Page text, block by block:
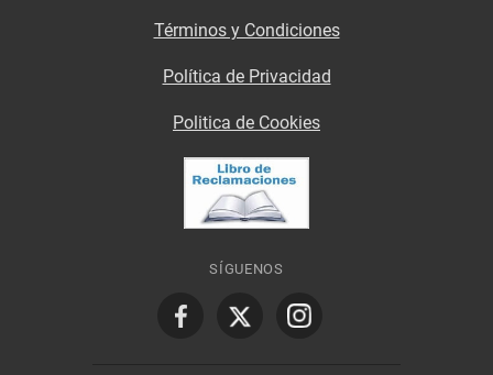
Términos y Condiciones
Política de Privacidad
Politica de Cookies
SÍGUENOS